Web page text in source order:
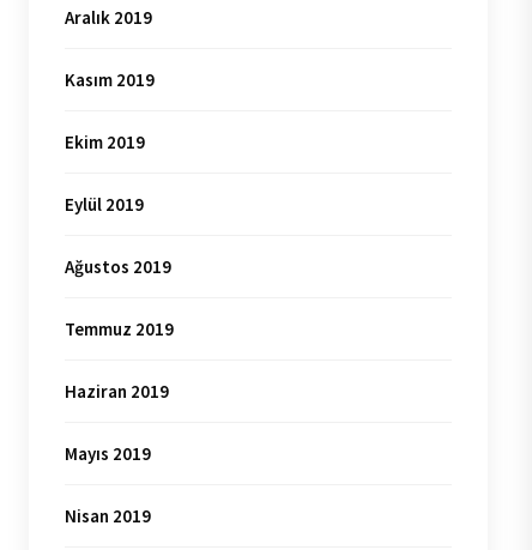
Aralık 2019
Kasım 2019
Ekim 2019
Eylül 2019
Ağustos 2019
Temmuz 2019
Haziran 2019
Mayıs 2019
Nisan 2019